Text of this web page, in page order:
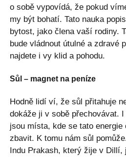
o sobě vypovídá, že pokud
my být bohatí. Tato nauka
bytost, jako člena vaší rodiny.
bude vládnout útulné a zdravé
najdete i vy klid a pohodu.
Sůl – magnet na peníze
Hodně lidí ví, že sůl přitahuje
dokáže ji v sobě přechovávat.
jsou místa, kde se tato
zbavit. K tomu nám sůl
Indu Prakash, který žije v Dillí,